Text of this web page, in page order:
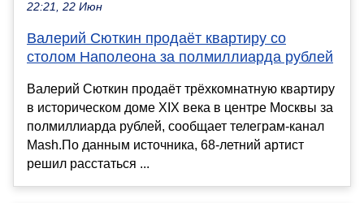
22:21, 22 Июн
Валерий Сюткин продаёт квартиру со
столом Наполеона за полмиллиарда рублей
Валерий Сюткин продаёт трёхкомнатную квартиру
в историческом доме XIX века в центре Москвы за
полмиллиарда рублей, сообщает телеграм-канал
Mash.По данным источника, 68-летний артист
решил расстаться ...